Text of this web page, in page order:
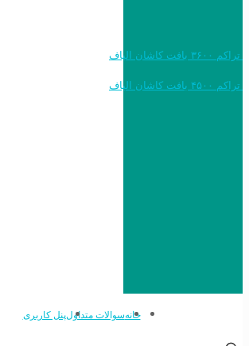
خرید به قیمت فرش ماشینی ۱۲۰۰ شانه تراکم ۳۶۰۰ بافت کاشان الیاف
خرید به قیمت فرش ماشینی ۱۵۰۰ شانه تراکم ۴۵۰۰ بافت کاشان الیاف
خانهسوالات متداولپنل کاربری